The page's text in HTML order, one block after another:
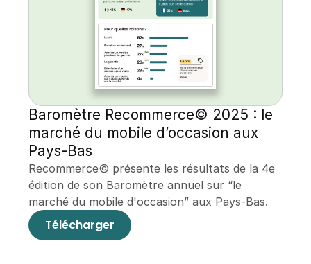
Baromètre Recommerce© 2025 : le
marché du mobile d’occasion aux
Pays-Bas
Recommerce© présente les résultats de la 4e
édition de son Baromètre annuel sur “le
marché du mobile d'occasion” aux Pays-Bas.
Télécharger